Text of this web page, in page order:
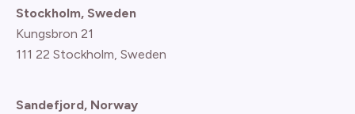
Stockholm, Sweden
Kungsbron 21
111 22 Stockholm, Sweden
Sandefjord, Norway